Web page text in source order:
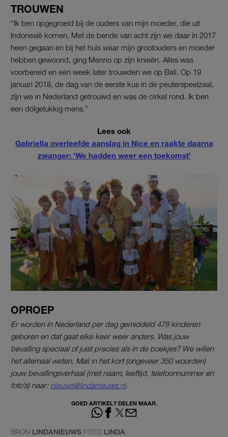
TROUWEN
“Ik ben opgegroeid bij de ouders van mijn moeder, die uit
Indonesië komen. Met de bende van acht zijn we daar in 2017
heen gegaan en bij het huis waar mijn grootouders en moeder
hebben gewoond, ging Menno op zijn knieën. Alles was
voorbereid en een week later trouwden we op Bali. Op 19
januari 2018, de dag van de eerste kus in de peuterspeelzaal,
zijn we in Nederland getrouwd en was de cirkel rond. Ik ben
een dólgelukkig mens.”
Lees ook
Gabriella overleefde aanslag in Nice en raakte daarna
zwanger: ‘We hadden weer een toekomst’
OPROEP
Er worden in Nederland per dag gemiddeld 478 kinderen
geboren en dat gaat elke keer weer anders. Was jouw
bevalling speciaal of juist precies als in de boekjes? We willen
het allemaal weten. Mail in het kort (ongeveer 350 woorden)
jouw bevallingsverhaal (met naam, leeftijd, telefoonnummer en
foto’s) naar: nieuws@lindanieuws.nl.
GOED ARTIKEL? DELEN MAAR.
BRON LINDANIEUWS FOTO LINDA